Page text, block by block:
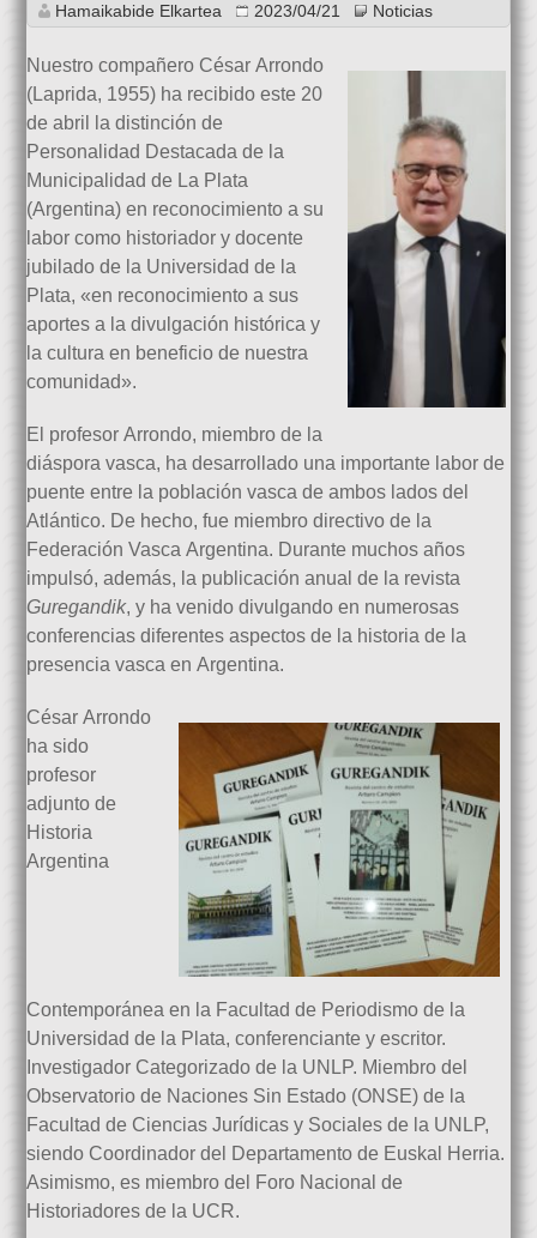
Hamaikabide Elkartea 2023/04/21 Noticias
Nuestro compañero César Arrondo
(Laprida, 1955) ha recibido este 20
de abril la distinción de
Personalidad Destacada de la
Municipalidad de La Plata
(Argentina) en reconocimiento a su
labor como historiador y docente
jubilado de la Universidad de la
Plata, «en reconocimiento a sus
aportes a la divulgación histórica y
la cultura en beneficio de nuestra
comunidad».
El profesor Arrondo, miembro de la
diáspora vasca, ha desarrollado una importante labor de
puente entre la población vasca de ambos lados del
Atlántico. De hecho, fue miembro directivo de la
Federación Vasca Argentina. Durante muchos años
impulsó, además, la publicación anual de la revista
Guregandik, y ha venido divulgando en numerosas
conferencias diferentes aspectos de la historia de la
presencia vasca en Argentina.
César Arrondo
ha sido
profesor
adjunto de
Historia
Argentina
Contemporánea en la Facultad de Periodismo de la
Universidad de la Plata, conferenciante y escritor.
Investigador Categorizado de la UNLP. Miembro del
Observatorio de Naciones Sin Estado (ONSE) de la
Facultad de Ciencias Jurídicas y Sociales de la UNLP,
siendo Coordinador del Departamento de Euskal Herria.
Asimismo, es miembro del Foro Nacional de
Historiadores de la UCR.